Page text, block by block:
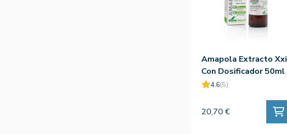
Amapola Extracto Xxi
Con Dosificador 50ml
4.6(5)
20,70 €